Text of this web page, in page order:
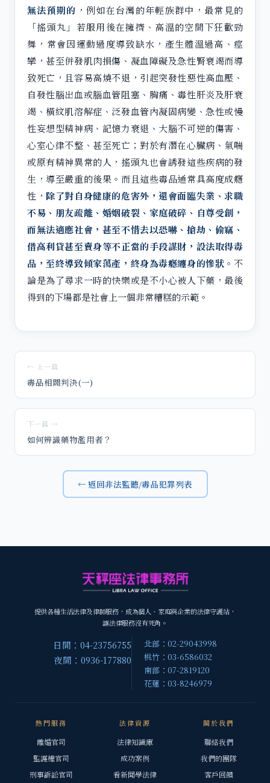
無法預期的 ，例如在台灣的年輕族群中，最常見的
「搖頭丸」若服用後在擁擠、高溫的空間下狂歡勁
舞，常會因運動過度導致缺水，產生體溫過高、痙
攣，甚至併發肌肉損傷、凝血障礙及急性腎衰竭而導
致死亡，且容易高燒不退，引起突發性惡性高血壓、
自發性腦出血或腦血管阻塞、胸痛、毒性肝炎及肝衰
竭、橫紋肌溶解症、泛發血管內凝固病變、急性或慢
性妄想型精神病、記憶力衰退、大腦不可逆的傷害、
心室心律不整、甚至死亡；對於有潛在心臟病、氣喘
或原有精神異常的人，搖頭丸也會誘發這些疾病的發
生，導至嚴重的後果。而且這些毒品通常具高度成癮
性， 除了對自身健康的危害外，還會面臨失業、求職
不易、朋友疏離、婚姻破裂、家庭破碎、自尊受創，
而無法適應社會，甚至不惜去以恐嚇、搶劫、偷竊、
借高利貸甚至賣身等不正當的手段謀財，設法取得毒
品，至終導致傾家蕩產，終身為毒癮纏身的慘狀。 不
論是為了尋求一時的快樂或是不小心被人下藥，最後
得到的下場都是社會上一個非常糟糕的示範。
← 上一篇
毒品相關判決(一)
下一篇 →
如何辨識藥物濫用者？
← 返回非法監聽/毒品犯罪列表
提供各種生活法律及律師服務，成為個人、家庭與企業的法律守護站，
讓法律服務沒有死角。
日間：04-23756755
夜間：0936-177880
北部：02-29043998
桃竹：03-6586032
南部：07-2819120
花蓮：03-8246979
熱門服務
離婚官司
監護權官司
刑事訴訟官司
法律資源
法律知識庫
成功案例
看新聞學法律
關於我們
聯絡我們
我們的團隊
客戶回饋